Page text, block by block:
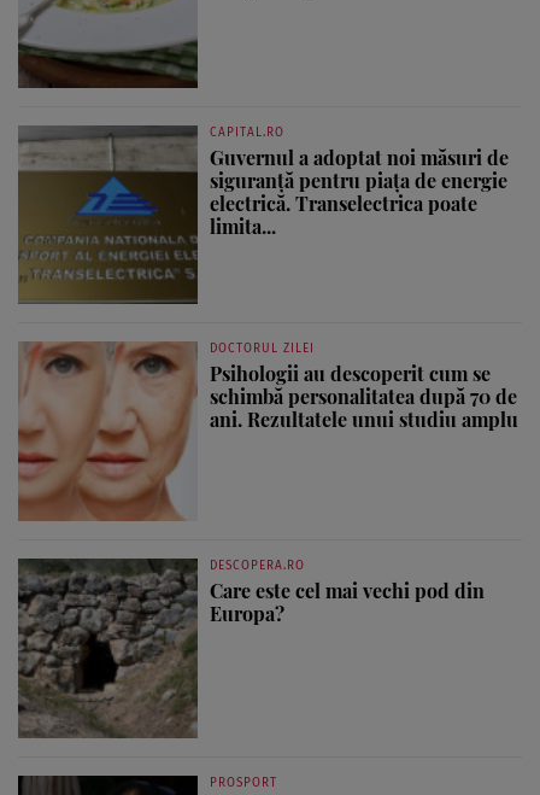
CAPITAL.RO
Guvernul a adoptat noi măsuri de
siguranță pentru piața de energie
electrică. Transelectrica poate
limita...
DOCTORUL ZILEI
Psihologii au descoperit cum se
schimbă personalitatea după 70 de
ani. Rezultatele unui studiu amplu
DESCOPERA.RO
Care este cel mai vechi pod din
Europa?
PROSPORT